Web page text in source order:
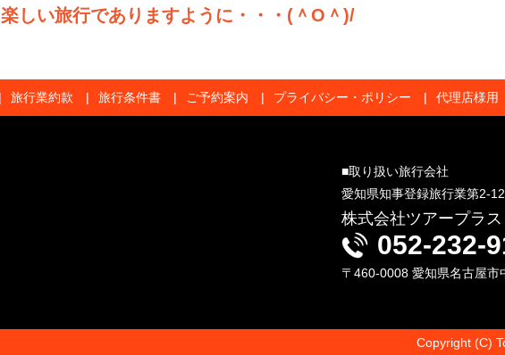
楽しい旅行でありますように・・・(＾O＾)/
旅行業約款 旅行条件書 ご予約案内 プライバシー・ポリシー 代理店様用
■取り扱い旅行会社
愛知県知事登録旅行業第2-
株式会社ツアープラス
052-232-
〒460-0008 愛知県名古屋
Copyright (C)